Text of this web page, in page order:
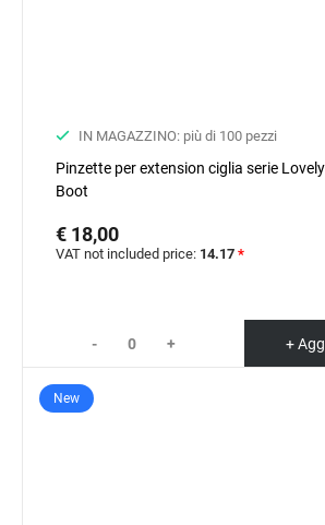
IN MAGAZZINO: più di 100 pezzi
Pinzette per extension ciglia serie
Boot
€ 18,00
VAT not included price: 14.17 *
- + +
New